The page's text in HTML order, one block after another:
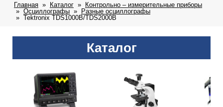
Главная Каталог
Контрольно – измерительные приборы
Осциллографы
Разные осциллографы
Tektronix TDS1000B/TDS2000B
Каталог